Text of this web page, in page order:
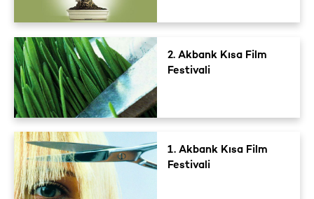
2. Akbank Kısa Film
Festivali
1. Akbank Kısa Film
Festivali